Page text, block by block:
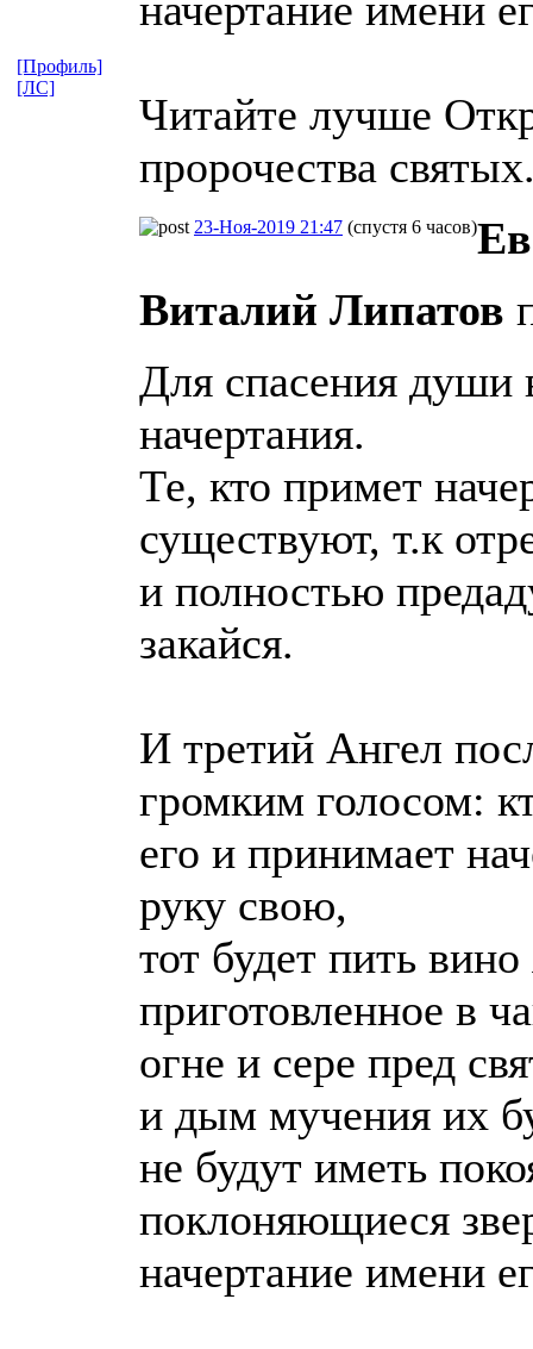
Читайте лучше
пророчества
[Профиль]
[ЛС]
23-Ноя-2019 21:47 (спустя 6 часов)
Виталий Липатов
Для спасения души
начертания.
Те, кто примет
существуют, т.к
и полностью
закайся.
И третий Ангел
громким голосом:
его и принимает
руку свою,
тот будет пить
приготовленное в
огне и сере пред
и дым мучения их
не будут иметь
поклоняющиеся
начертание имени